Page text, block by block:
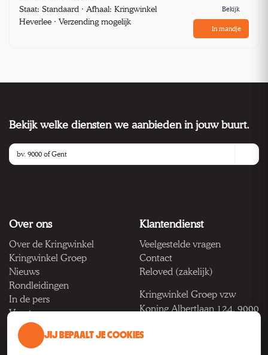
Staat: Standaard · Afhaal: Kringwinkel
Heverlee · Verzending mogelijk
Bekijk
In mandje
Bekijk welke diensten we aanbieden in jouw buurt.
Over ons
Over de Kringwinkel
Kringwinkel Groep
Nieuws
Rondleidingen
In de pers
Vacatures
Klantendienst
Veelgestelde vragen
Contact
Reloved (zakelijk)
Kringwinkel Groep vzw
Koning Albertlaan 124, 9000
BTW BE 1033.922.208
JIJ BEPAALT JE COOKIES